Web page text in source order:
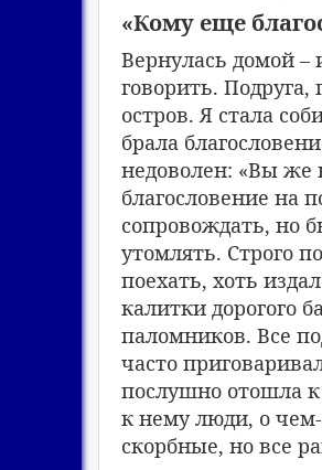
«Кому еще
Вернулась домой –
говорить.
остров. Я стала
брала
недоволен: «Вы же
благословение на
сопровождать, но
утомлять. Строго
поехать, хоть
калитки дорогого
паломников. Все
часто
послушно отошла к
к нему люди, о
скорбные, но все